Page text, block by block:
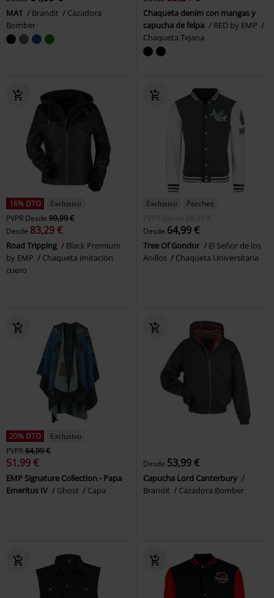
MA1 Brandit
Cazadora
Bomber
Chaqueta denim con mangas y
capucha de felpa
RED by EMP
Chaqueta Tejana
16% DTO
Exclusivo
PVPR Desde 99,99 €
Desde 83,29 €
Road Tripping
Black Premium
by EMP
Chaqueta imitación
cuero
Exclusivo
Parches
PVPR
Desde 69,99 €
Desde 64,99 €
Tree Of Gondor
El Señor de los
Anillos
Chaqueta Universitaria
20% DTO
Exclusivo
PVPR64,99 €
51,99 €
EMP Signature Collection - Papa
Emeritus IV
Ghost Capa
Desde 53,99 €
Capucha Lord Canterbury
Brandit
Cazadora Bomber